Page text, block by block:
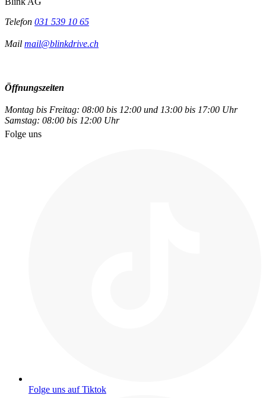
Telefon 031 539 10 65
Mail mail@blinkdrive.ch
Öffnungszeiten
Montag bis Freitag: 08:00 bis 12:00 und 13:00 bis 17:00 Uhr
Samstag: 08:00 bis 12:00 Uhr
Folge uns
Folge uns auf Tiktok